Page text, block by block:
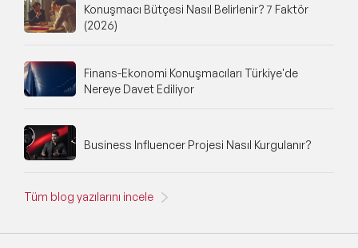
Konuşmacı Bütçesi Nasıl Belirlenir? 7 Faktör
(2026)
Finans-Ekonomi Konuşmacıları Türkiye'de
Nereye Davet Ediliyor
Business Influencer Projesi Nasıl Kurgulanır?
Tüm blog yazılarını incele